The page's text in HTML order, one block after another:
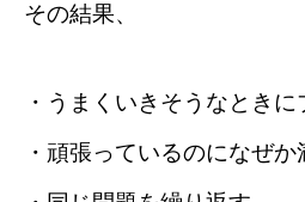
その結果、
・うまくいきそうなとき
・頑張っているのになぜ